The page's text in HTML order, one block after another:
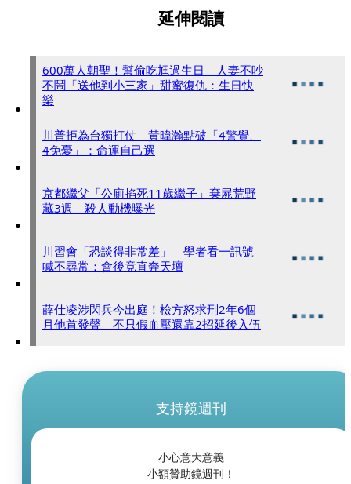
延伸閱讀
600萬人朝聖！幫偷吃尪過生日 人妻不吵
不鬧「送他到小三家」甜蜜復仇：生日快
樂
川普拒為台獨打仗 黃暐瀚點破「4警覺、
4免憂」：命運自己選
京都繼父「公廁掐死11歲繼子」棄屍荒野
藏3週 殺人動機曝光
川習會「恐談得非常差」 學者看一訊號
喊不尋常：會後竟直奔天壇
薛仕凌涉閃兵今出庭！檢方怒求刑2年6個
月他首發聲 不只假血壓還靠2招延後入伍
支持鏡週刊
小心意大意義
小額贊助鏡週刊！